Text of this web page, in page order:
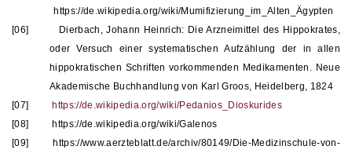
https://de.wikipedia.org/wiki/Mumifizierung_im_Alten_Ägypten
[06]
Dierbach, Johann Heinrich: Die Arzneimittel des Hippokrates,
oder Versuch einer systematischen Aufzählung der in allen
hippokratischen Schriften vorkommenden Medikamenten. Neue
Akademische Buchhandlung von Karl Groos, Heidelberg, 1824
[07]
https://de.wikipedia.org/wiki/Pedanios_Dioskurides
[08]
https://de.wikipedia.org/wiki/Galenos
[09]
https://www.aerzteblatt.de/archiv/80149/Die-Medizinschule-von-